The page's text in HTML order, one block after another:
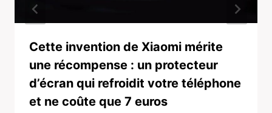
Cette invention de Xiaomi mérite
une récompense : un protecteur
d’écran qui refroidit votre téléphone
et ne coûte que 7 euros